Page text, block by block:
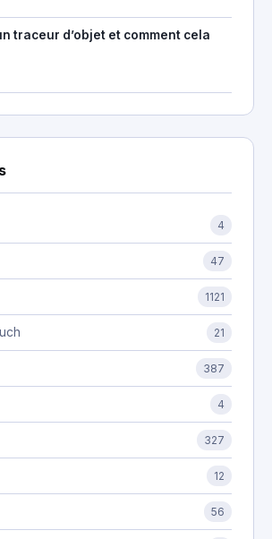
traceur d’objet et comment cela
4
47
1121
21
387
4
327
12
56